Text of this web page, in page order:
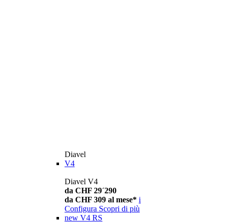
Diavel
V4
Diavel V4
da CHF 29´290
da CHF 309 al mese* i
Configura Scopri di più
new V4 RS